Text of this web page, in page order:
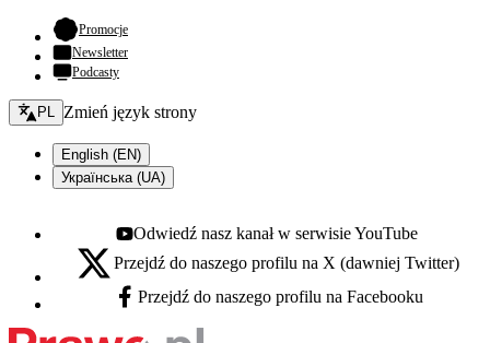
Promocje- otwiera się w nowej karcie
Newsletter
Podcasty
Zmień język - bieżący:
PL Zmień język strony
English (EN)
Українська (UA)
Youtube - otwiera się w nowej karcie
Odwiedź nasz kanał w serwisie YouTube
X - otwiera się w nowej karcie
Przejdź do naszego profilu na X (dawniej Twitter)
Facebook - otwiera się w nowej karcie
Przejdź do naszego profilu na Facebooku